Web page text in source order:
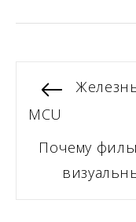
Навигация
по
записям
Previous
MCU
Next
post:
Почему